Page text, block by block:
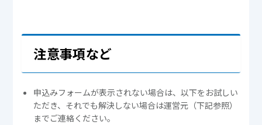
注意事項など
申込みフォームが表示されない場合は、以下をお試しい
ただき、それでも解決しない場合は運営元（下記参照）
までご連絡ください。